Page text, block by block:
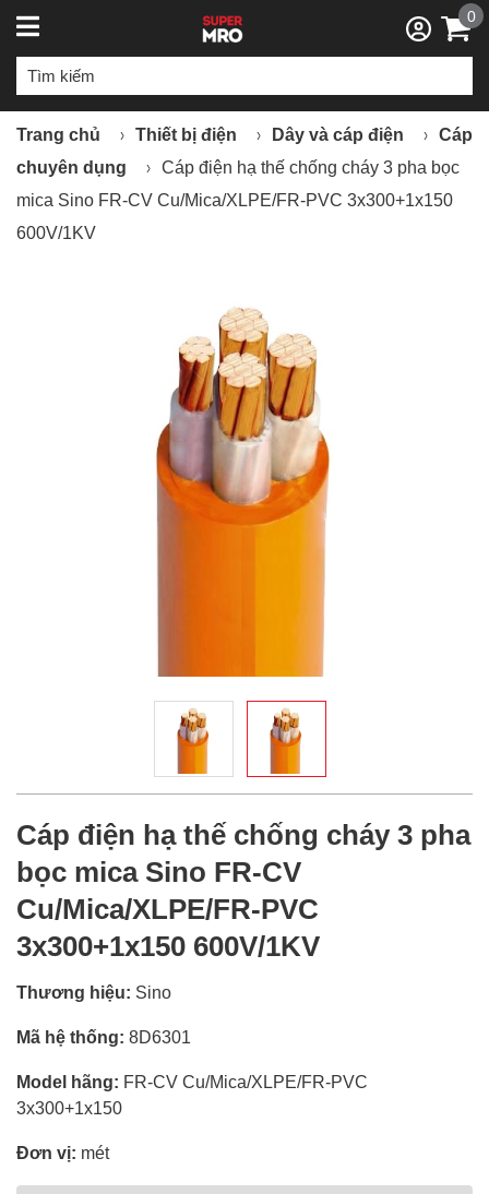
0
Trang chủ Thiết bị điện Dây và cáp điện
Cáp
chuyên dụng
Cáp điện hạ thế chống cháy 3 pha bọc
mica Sino FR-CV Cu/Mica/XLPE/FR-PVC 3x300+1x150
600V/1KV
Cáp điện hạ thế chống cháy 3 pha
bọc mica Sino FR-CV
Cu/Mica/XLPE/FR-PVC
3x300+1x150 600V/1KV
Thương hiệu: Sino
Mã hệ thống: 8D6301
Model hãng: FR-CV Cu/Mica/XLPE/FR-PVC
3x300+1x150
Đơn vị: mét